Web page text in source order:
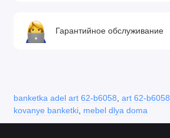
Гарантийное обслуживание
banketka adel art 62-b6058, art 62-b6058
kovanye banketki, mebel dlya doma